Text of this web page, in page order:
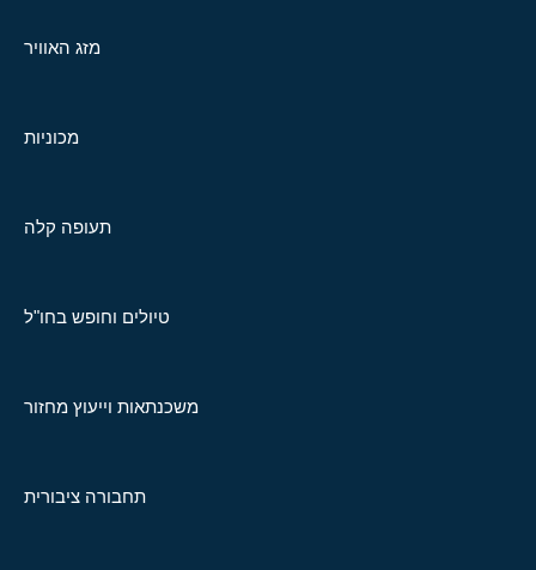
מזג האוויר
מכוניות
תעופה קלה
טיולים וחופש בחו"ל
משכנתאות וייעוץ מחזור
תחבורה ציבורית